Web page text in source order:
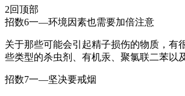
2回顶部
招数6一—环境因素也需要加倍注意
关于那些可能会引起精子损伤的物质，有
些类型的杀虫剂、有机汞、聚氯联二苯以
招数7一—坚决要戒烟